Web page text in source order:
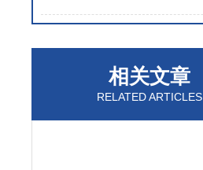
相关文章
RELATED ARTICLES